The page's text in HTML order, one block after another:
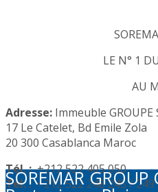
LE N° 1
AU
Adresse: Immeuble GROUPE
17 Le Catelet, Bd Emile Zola
20 300 Casablanca Maroc
Tél. :+212 522 405 050
Tél. :+212 522 248 245 / 249
SOREMAR